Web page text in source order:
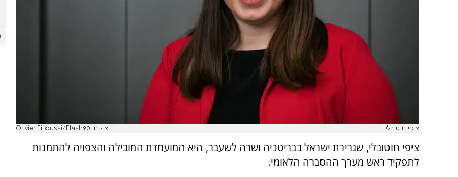
ציפי חוטובלי צילום: Olivier Fitoussi/Flash90
ציפי חוטובלי, שגרירת ישראל בבריטניה ושרה לשעבר, היא המועמדת המובילה והצפויה להתמנות
לתפקיד ראש מערך ההסברה הלאומי.